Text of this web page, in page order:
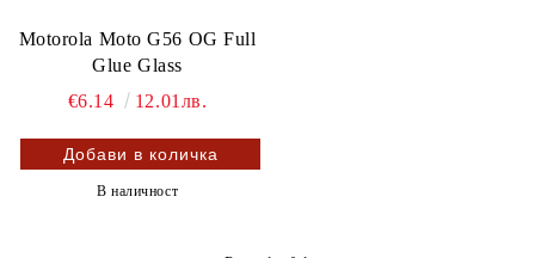
Motorola Moto G56 OG Full
Glue Glass
€6.14
12.01лв.
В наличност